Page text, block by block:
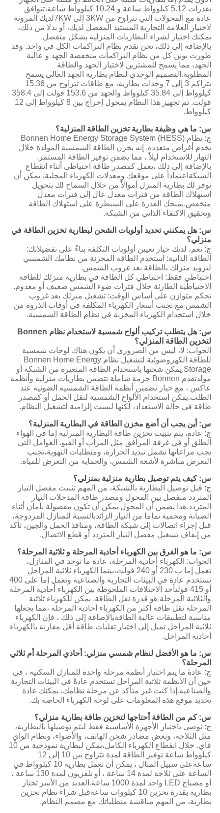
بقدرات 5.12 كيلوواط ساعة و 10.24 كيلوواط ساعة،تتوافق
عادة مع المحولات التي تتراوح من 3KW إلى 7KWلديك المرونة
لاختيار العلامة التجارية المستبد المفضل لديك، أو بدلا من ذلك،
يمكنك اختيار لشراء البطاريات المنزلية بشكل منفصل.
بالإضافة إلى ذلك، نحن نقدم نظام التراكمات الكل في واحد. وقد
طورت بونن كل من نظام التراكمات منخفضة الجهد و عالية
الجهد، مما يسمح للمشترين لاختيار الجهد والطاقة
المطلوبة.التصميم الوحدي لنظام بطارية الجهد العالي يسمح
بتراكم 3 إلى 7 وحدات بطارية، مع طاقات تتراوح من 15.36
كيلوواط إلى 35.84 كيلوواط والجهد من 153.6 فولت إلى 358.4
فولت. تم تجهيز هذا النظام بمحول إخراج بين 8 كيلوواط إلى 12
كيلوواط.
س: ما هي وظيفة بطارية تخزين الطاقة المنزلية؟
ج: نظام Bonnen Home Energy Storage System (HESS)
يخدم أغراض متعددة. إنه يخزن الطاقة الشمسية المولدة خلال
النهار للاستخدام ليلاً ، مما يضمن توفير الطاقة المستمر.
بالإضافة إلى ذلك ،يعمل كمصدر طاقة احتياطي أثناء انقطاع
الشبكةاعتماداً على موقعك ومعدلات الكهرباء المحلية، يمكن أن
توفر لك بطارية المنزل أموالاً من خلال السماح لك بتحويل
استهلاك الطاقة من فترات معدل عال إلى فترات معدل
منخفض.يمنحك القدرة على السيطرة على استهلاك الطاقة
وتحقيق الاكتفاء الذاتي من الشبكة.
س: هل يمكنني تحديد أولويات الشحن لبطارية تخزين الطاقة في
منزلي؟
ج: نعم، لديك خيار تعيين أولويات التكلفة بناءً على تفضيلاتك:
الطاقة الذاتية: استخدم الطاقة المخزنة من نظامك الشمسي
لتزويد منزلك بالطاقة بعد غروب الشمس.
احتياطي فقط: احتياطي كل الطاقة في بطارية منزلك للطاقة
الاحتياطية الطارئة خلال فترات ضوء الشمس ضعيف أو معدوم.
تحكم متوازن على أساس الوقت: تشغيل منزلك بعد غروب
الشمس مع تجنب أسعار الكهرباء المكلفة في أوقات الذروة من
خلال استخدام الكهرباء المخزنة في نظام الطاقة الشمسية.
س: هل يتطلب تركيب ألواح شمسية لاستخدام نظام Bonnen
لتخزين الطاقة المنزلي؟
الجواب: لا، ليس من الضروري أن يكون هناك لوحات شمسية
للطاقة الكهروضوئية لتشغيل نظام Bonnen Home Energy
Storage.يمكن شحنها باستخدام الطاقة المتغيرة من الشبكة أو
مولدتقدم Bonnen حزمة شاملة تتضمن بطاريات منزلية وأنظمة
عاكس ، مع خيار تضمين أنظمة الطاقة الشمسية الضوئية عند
الطلب.يمكن استخدام الألواح الشمسية لنقل الحمل أو كمصدر
طاقة في حالة الاستعداد، لكنها ليست إلزامية لتشغيل النظام.
س: أين يجب أن أضع مخزن الطاقة في البطارية المنزلية؟
ج: عادة، يتم تثبيت تخزين طاقة البطارية المنزلية إما في الهواء
الطلق أو في غرفة المرافق مثل المرآب أو القبو. العوامل التي
يجب مراعاتها تشمل تبديد الحرارة، ومتطلبات التهوية،تجنب
التعرض مباشرة لأشعة الشمس، والحماية من التعرض للمياه.
س: كيف يتم توصيل بطارية منزلية بمنزلي؟
ج: قبل توصيل البطارية بالشبكة، من المهم تثبيت مفصل التيار
المتردد منفصل بين المحول ومصدر طاقة المدخلات التيار
المتردد.هذا يضمن أن المحول يمكن أن تكون مفصولة بأمان أثناء
الصيانة ومحمية تماما من التيار الزائدبالنسبة للمنازل المزدوجة،
قبل إجراء اتصالات إلى شبكة الطاقة، ومنافذ الحمل والجين، تأكد
من إيقاف تشغيل مفصل التيار المتردد أو قطع الاتصال.
س: ما هو الفرق بين الكهرباء أحادية المرحلة و ثلاثية المرحلة؟
الجواب: الكهرباء أحادية المرحلة، عادة ما توجد في المنازل،
تعمل إما ب 230 أو 240 فولت،بينما الكهرباء ثلاثية المراحل
تستخدم عادة في البيئات التجارية والصناعية وتعمل إما على 400
أو 415 فولتأحد الاختلافات الملحوظة بين الكهرباء أحادية المرحلة
والثلاثية المرحلة هو قدرة نقل الطاقة. يمكن للكهرباء ثلاثية
المرحلة نقل طاقة أكثر من الكهرباء أحادية المرحلة ،مما يجعلها
مناسبة لتطبيقات عالية الطاقةبالإضافة إلى ذلك ، فإن الكهرباء
ثلاثية المراحل تميل إلى اختبار تقلبات طاقة أقل مقارنة بالكهرباء
أحادية المراحل.
س: ما هو الأفضل لنظام شمسي منزلي: أحادي المرحلة أم ثلاثي
المرحلة؟
ج: عادةً ما يتم اختيار أنظمة مرحلة واحدة للمنازل السكنية ، في
حين أن الأنظمة ثلاثية المراحل تستخدم عادةً في البيئات التجارية
والصناعية.إذا كنت غير متأكد عن مرحلة نظامك، يمكنك عادة
تحديد موقع هذه المعلومات على لوحة الكهرباء الخاصة بك.
س: كم من الطاقة أحتاجها لتخزين طاقة بطارية منزلي؟
ج: نوصي باختيار الأجهزة الأساسية فقط ليتم توصيلها بالبطارية،
مثل الثلاجة، وبعض مصادر شحن الهاتف، والأضواء، ونظام الواي
فاي. خلال انقطاع الكهرباء الكامل،يمكن لبطارية نموذجية من 10
كيلوواط ساعة توفير الطاقة لمدة تتراوح بين 10 إلى 12
ساعةعلى سبيل المثال ، يمكن أن تعمل بطارية 10 كيلوواط في
الساعة على ثلاجة لمدة 14 ساعة ، أو تلفزيون لمدة 130 ساعة ،
أو مصباح LED واحد لمدة 1000 ساعة.العديد من الأسر تختار
بطارية بقدرة تخزين 10 كيلووات ساعةقبل شراء نظام تخزين
بطارية، من المهم مناقشة متطلباتك مع مصمم النظام.